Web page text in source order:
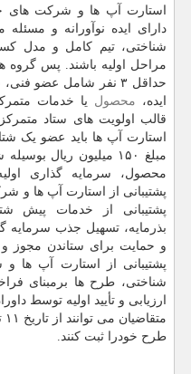
استارت آپ ها و شرکت های
دارای ایده نوآورانه و
شناختی، تیم کامل و مدل
مراحل اولیه باشند. پس گروه
حداقل ۳ نفر شامل عضو
ایده، محصول یا خدمات
قالب اولویت های ستاد
استارت آپ ها باید عضو یک
مبلغ ۱۵۰ میلیون ریال
محصول، سرمایه گذاری
پشتیبانی از استارت آپ ها و
پشتیبانی از خدمات پیش
بذرمایه، تسهیل جذب سرمایه
و حمایت برای ستاندن مجوز و
پشتیبانی از استارت آپ ها
شناختی، طرح ها برمبنای
ارزیابی و تأیید اولیه توسط
متقاضیان می توانند از تاریخ ۱۱ تا ۱۷ اسفند بوسیله
طرح خودرا ثبت کنند.